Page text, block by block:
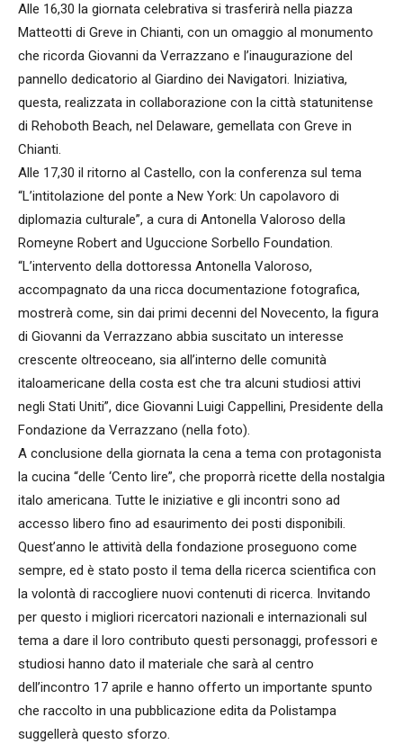
Alle 16,30 la giornata celebrativa si trasferirà nella piazza
Matteotti di Greve in Chianti, con un omaggio al monumento
che ricorda Giovanni da Verrazzano e l’inaugurazione del
pannello dedicatorio al Giardino dei Navigatori. Iniziativa,
questa, realizzata in collaborazione con la città statunitense
di Rehoboth Beach, nel Delaware, gemellata con Greve in
Chianti.
Alle 17,30 il ritorno al Castello, con la conferenza sul tema
“L’intitolazione del ponte a New York: Un capolavoro di
diplomazia culturale”, a cura di Antonella Valoroso della
Romeyne Robert and Uguccione Sorbello Foundation.
“L’intervento della dottoressa Antonella Valoroso,
accompagnato da una ricca documentazione fotografica,
mostrerà come, sin dai primi decenni del Novecento, la figura
di Giovanni da Verrazzano abbia suscitato un interesse
crescente oltreoceano, sia all’interno delle comunità
italoamericane della costa est che tra alcuni studiosi attivi
negli Stati Uniti”, dice Giovanni Luigi Cappellini, Presidente della
Fondazione da Verrazzano (nella foto).
A conclusione della giornata la cena a tema con protagonista
la cucina “delle ‘Cento lire”, che proporrà ricette della nostalgia
italo americana. Tutte le iniziative e gli incontri sono ad
accesso libero fino ad esaurimento dei posti disponibili.
Quest’anno le attività della fondazione proseguono come
sempre, ed è stato posto il tema della ricerca scientifica con
la volontà di raccogliere nuovi contenuti di ricerca. Invitando
per questo i migliori ricercatori nazionali e internazionali sul
tema a dare il loro contributo questi personaggi, professori e
studiosi hanno dato il materiale che sarà al centro
dell’incontro 17 aprile e hanno offerto un importante spunto
che raccolto in una pubblicazione edita da Polistampa
suggellerà questo sforzo.